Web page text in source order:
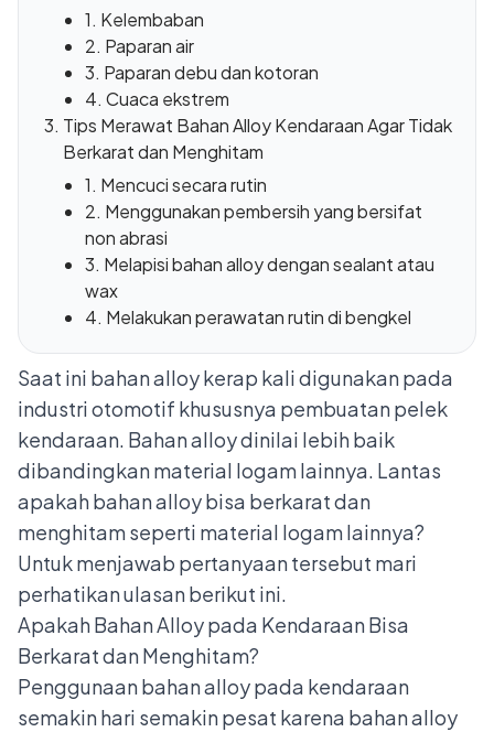
1. Kelembaban
2. Paparan air
3. Paparan debu dan kotoran
4. Cuaca ekstrem
Tips Merawat Bahan Alloy Kendaraan Agar Tidak
Berkarat dan Menghitam
1. Mencuci secara rutin
2. Menggunakan pembersih yang bersifat
non abrasi
3. Melapisi bahan alloy dengan sealant atau
wax
4. Melakukan perawatan rutin di bengkel
Saat ini bahan alloy kerap kali digunakan pada
industri otomotif khususnya pembuatan pelek
kendaraan. Bahan alloy dinilai lebih baik
dibandingkan material logam lainnya. Lantas
apakah bahan alloy bisa berkarat dan
menghitam seperti material logam lainnya?
Untuk menjawab pertanyaan tersebut mari
perhatikan ulasan berikut ini.
Apakah Bahan Alloy pada Kendaraan Bisa
Berkarat dan Menghitam?
Penggunaan bahan alloy pada kendaraan
semakin hari semakin pesat karena bahan alloy